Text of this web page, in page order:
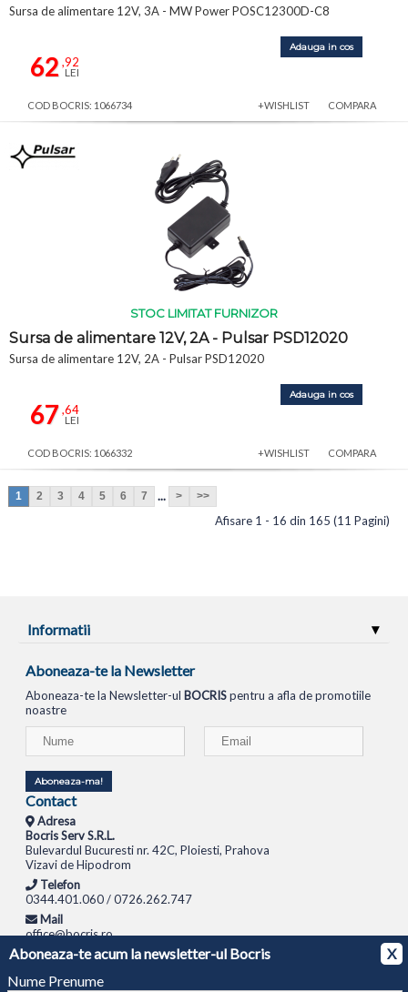
Aboneaza-te acum la newsletter-ul Bocris
X
Nume Prenume
Sursa de alimentare 12V, 3A - MW Power POSC12300D-C8
62,92
LEI
Adauga in cos
COD BOCRIS: 1066734 +WISHLIST COMPARA
STOC LIMITAT FURNIZOR
Sursa de alimentare 12V, 2A - Pulsar PSD12020
Sursa de alimentare 12V, 2A - Pulsar PSD12020
67,64
LEI
Adauga in cos
COD BOCRIS: 1066332 +WISHLIST COMPARA
1 2 3 4 5 6 7 ... > >>
Afisare 1 - 16 din 165 (11 Pagini)
Informatii
Aboneaza-te la Newsletter
Aboneaza-te la Newsletter-ul BOCRISpentru a afla de promotiile
noastre
Aboneaza-ma!
Contact
Adresa
Bocris Serv S.R.L.
Bulevardul Bucuresti nr. 42C, Ploiesti, Prahova
Vizavi de Hipodrom
Telefon
0344.401.060 / 0726.262.747
Mail
office@bocris.ro
LAPTOPURI NETBOOK TABLETE MULTIFUNCTIONALE